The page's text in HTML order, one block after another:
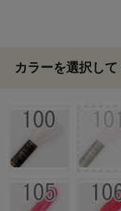
カラーを選択し